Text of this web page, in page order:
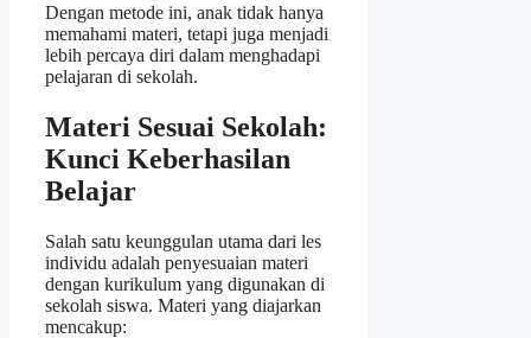
Dengan metode ini, anak tidak hanya
memahami materi, tetapi juga menjadi
lebih percaya diri dalam menghadapi
pelajaran di sekolah.
Materi Sesuai Sekolah:
Kunci Keberhasilan
Belajar
Salah satu keunggulan utama dari les
individu adalah penyesuaian materi
dengan kurikulum yang digunakan di
sekolah siswa. Materi yang diajarkan
mencakup: